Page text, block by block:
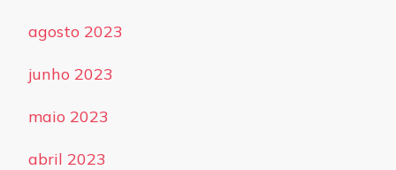
agosto 2023
junho 2023
maio 2023
abril 2023